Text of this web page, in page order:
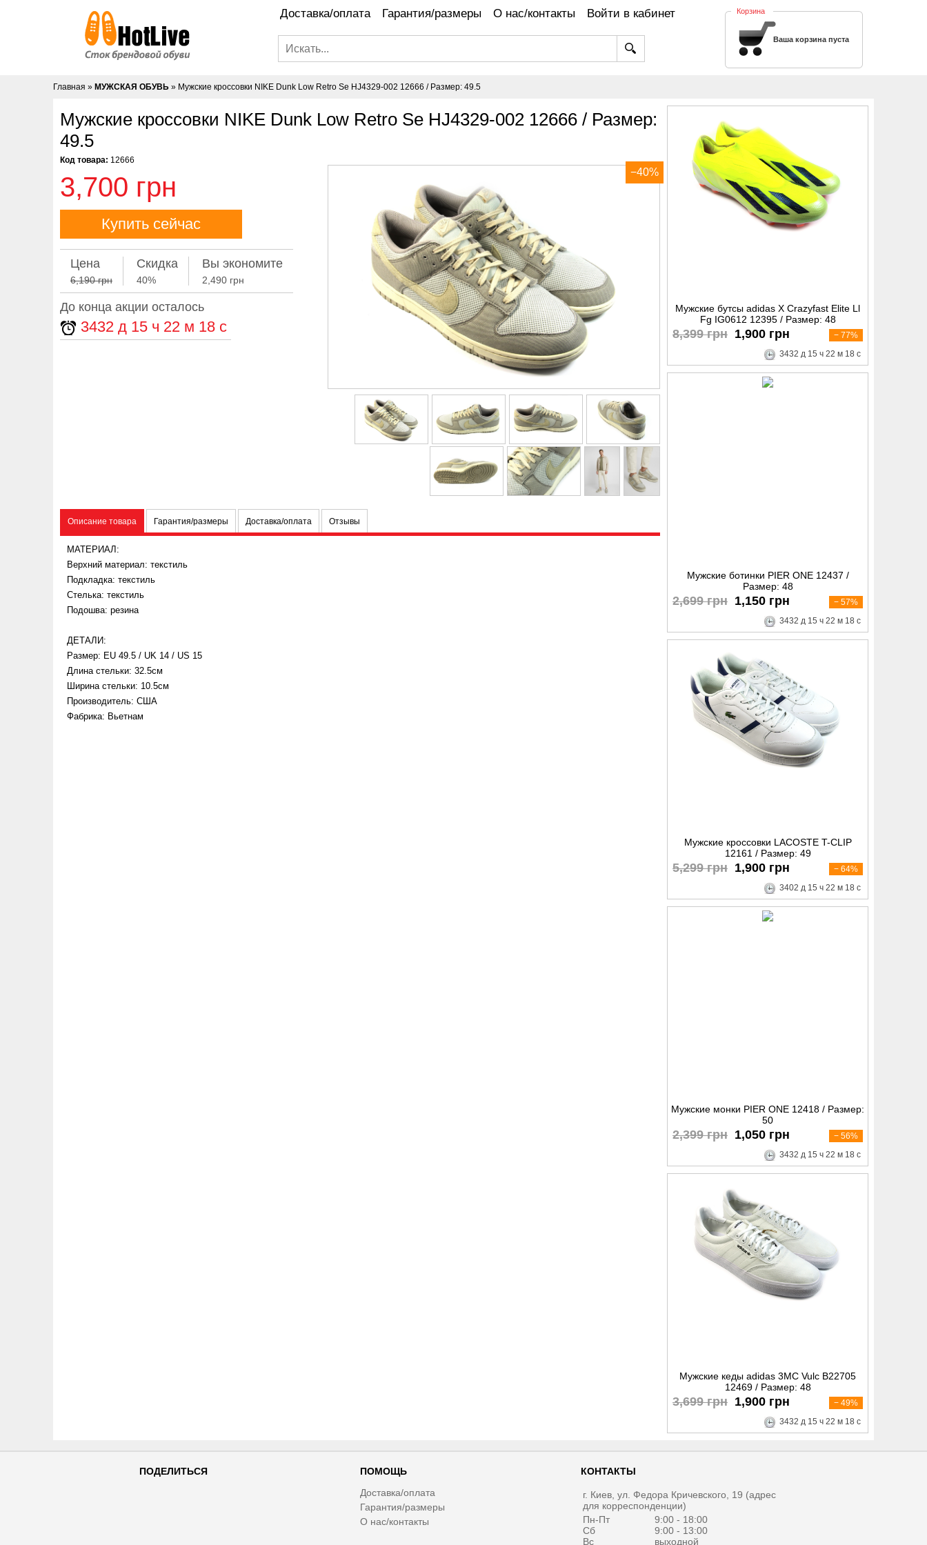
Доставка/оплата Гарантия/размеры О нас/контакты Войти в кабинет Корзина
Ваша корзина пуста
Главная » МУЖСКАЯ ОБУВЬ » Мужские кроссовки NIKE Dunk Low Retro Se HJ4329-002 12666 / Размер: 49.5
Мужские кроссовки NIKE Dunk Low Retro Se HJ4329-002 12666 / Размер:
49.5
Код товара: 12666
3,700 грн
Купить сейчас
Цена
6,190 грн
Скидка
40%
Вы экономите
2,490 грн
До конца акции осталось
3432 д 15 ч 22 м 17 с
−40%
Описание товара Гарантия/размеры Доставка/оплата Отзывы
МАТЕРИАЛ:
Верхний материал: текстиль
Подкладка: текстиль
Стелька: текстиль
Подошва: резина
ДЕТАЛИ:
Размер: EU 49.5 / UK 14 / US 15
Длина стельки: 32.5см
Ширина стельки: 10.5см
Производитель: США
Фабрика: Вьетнам
Мужские бутсы adidas X Crazyfast Elite Ll
Fg IG0612 12395 / Размер: 48
8,399 грн 1,900 грн
− 77%
3432 д 15 ч 22 м 17 с
Мужские ботинки PIER ONE 12437 /
Размер: 48
2,699 грн 1,150 грн
− 57%
3432 д 15 ч 22 м 17 с
Мужские кроссовки LACOSTE T-CLIP
12161 / Размер: 49
5,299 грн 1,900 грн
− 64%
3402 д 15 ч 22 м 17 с
Мужские монки PIER ONE 12418 / Размер:
50
2,399 грн 1,050 грн
− 56%
3432 д 15 ч 22 м 17 с
Мужские кеды adidas 3MC Vulc B22705
12469 / Размер: 48
3,699 грн 1,900 грн
− 49%
3432 д 15 ч 22 м 17 с
ПОДЕЛИТЬСЯ
ПОМОЩЬ
Доставка/оплата
Гарантия/размеры
О нас/контакты
КОНТАКТЫ
г. Киев, ул. Федора Кричевского, 19 (адрес
для корреспонденции)
Пн-Пт
Сб
Вс
9:00 - 18:00
9:00 - 13:00
выходной